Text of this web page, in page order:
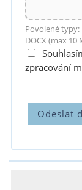
Povolené typy:
DOCX (max
zpracování